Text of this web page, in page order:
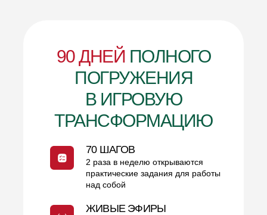
90 ДНЕЙ ПОЛНОГО
ПОГРУЖЕНИЯ
В ИГРОВУЮ
ТРАНСФОРМАЦИЮ
ЖИВЫЕ ЭФИРЫ
70 ШАГОВ
2 раза в неделю открываются
практические задания для работы
над собой